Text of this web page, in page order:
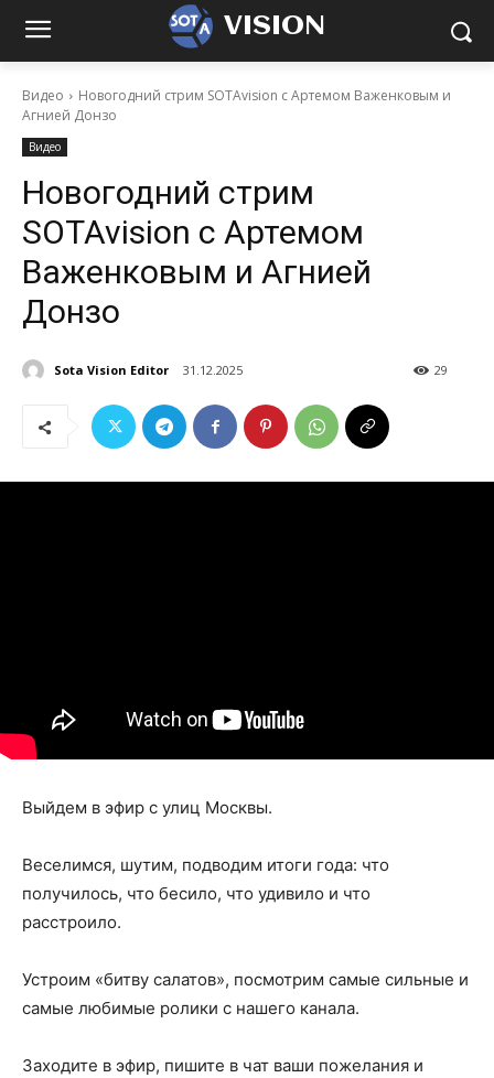
VISION
Видео
Новогодний стрим SOTAvision с Артемом Важенковым и
Агнией Донзо
Видео
Новогодний стрим
SOTAvision с Артемом
Важенковым и Агнией
Донзо
Sota Vision Editor 31.12.2025 29
Выйдем в эфир с улиц Москвы.
Веселимся, шутим, подводим итоги года: что
получилось, что бесило, что удивило и что
расстроило.
Устроим «битву салатов», посмотрим самые сильные и
самые любимые ролики с нашего канала.
Заходите в эфир, пишите в чат ваши пожелания и